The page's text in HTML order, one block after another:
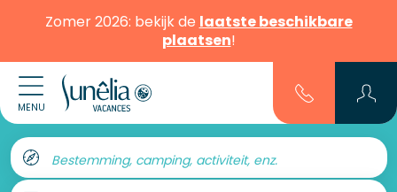
Zomer 2026: bekijk de laatste beschikbare
plaatsen!
MENU
Bestemming, camping, activiteit, enz.